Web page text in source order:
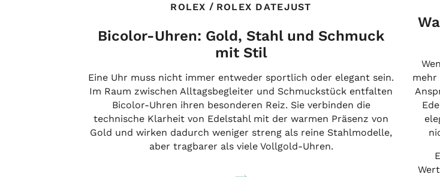
ROLEX / ROLEX DATEJUST
Bicolor-Uhren: Gold, Stahl und Schmuck
mit Stil
Eine Uhr muss nicht immer entweder sportlich oder elegant sein.
Im Raum zwischen Alltagsbegleiter und Schmuckstück entfalten
Bicolor-Uhren ihren besonderen Reiz. Sie verbinden die
technische Klarheit von Edelstahl mit der warmen Präsenz von
Gold und wirken dadurch weniger streng als reine Stahlmodelle,
aber tragbarer als viele Vollgold-Uhren.
mehr